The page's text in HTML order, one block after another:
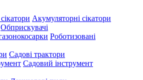
Акумуляторні сікатори
Обприскувачі
Роботизовані
Садові трактори
Садовий інструмент